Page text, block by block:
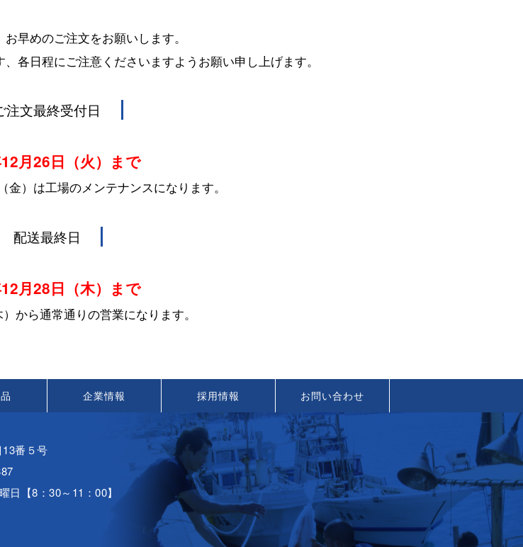
早めのご注文をお願いします。
各日程にご注意くださいますようお願い申し上げます。
注文最終受付日
月26日（火）まで
金）は工場のメンテナンスになります。
配送最終日
月28日（木）まで
から通常通りの営業になります。
企業情報 採用情報 お問い合わせ
番５号
日【8：30～11：00】